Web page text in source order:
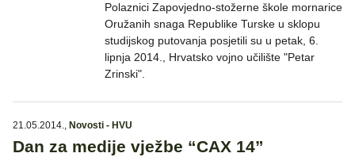
Polaznici Zapovjedno-stožerne škole mornarice
Oružanih snaga Republike Turske u sklopu
studijskog putovanja posjetili su u petak, 6.
lipnja 2014., Hrvatsko vojno učilište "Petar
Zrinski".
21.05.2014., Novosti - HVU
Dan za medije vježbe “CAX 14”